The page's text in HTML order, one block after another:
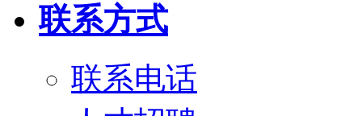
联系方式
联系电话